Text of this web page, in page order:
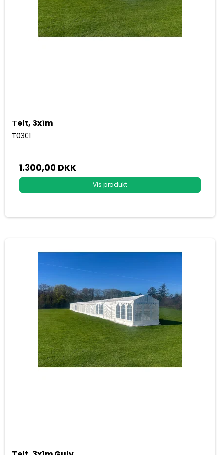
Telt, 3x1m
T0301
1.300,00 DKK
Vis produkt